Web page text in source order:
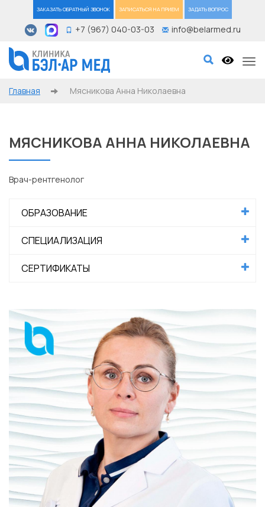
ЗАКАЗАТЬ ОБРАТНЫЙ ЗВОНОК ЗАПИСАТЬСЯ НА ПРИЕМ ЗАДАТЬ ВОПРОС
+7 (967) 040-03-03 info@belarmed.ru
Главная Мясникова Анна Николаевна
МЯСНИКОВА АННА НИКОЛАЕВНА
Врач-рентгенолог
ОБРАЗОВАНИЕ
СПЕЦИАЛИЗАЦИЯ
СЕРТИФИКАТЫ